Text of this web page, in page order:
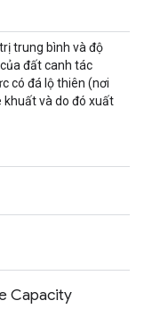
trung bình và độ
đất canh tác
có đá lộ thiên (nơi
khuất và do đó xuất
Capacity